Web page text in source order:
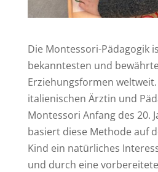
Die Montessori-Pädagogik
bekanntesten und
Erziehungsformen
italienischen Ärztin und
Montessori Anfang des 20.
basiert diese Methode auf
Kind ein natürliches
und durch eine